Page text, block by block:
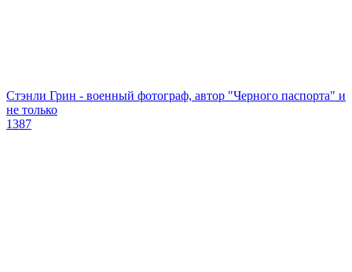
Стэнли Грин - военный фотограф, автор "Черного паспорта" и
не только
1387